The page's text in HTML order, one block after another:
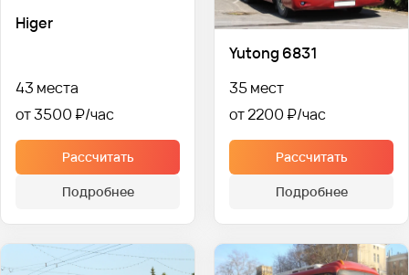
Higer
43 места
от 3500 ₽
Рассчитать
Подробнее
Yutong 6831
35 мест
от 2200 ₽
Рассчитать
Подробнее